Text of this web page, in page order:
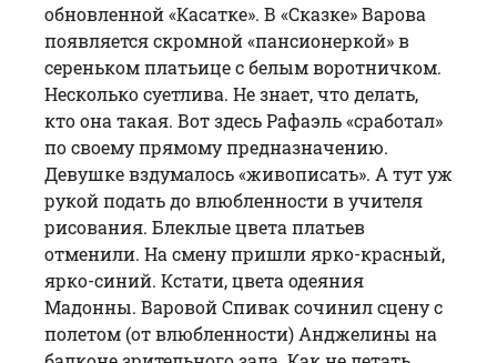
обновленной «Касатке». В «Сказке» Варова
появляется скромной «пансионеркой» в
сереньком платьице с белым воротничком.
Несколько суетлива. Не знает, что делать,
кто она такая. Вот здесь Рафаэль «сработал»
по своему прямому предназначению.
Девушке вздумалось «живописать». А тут уж
рукой подать до влюбленности в учителя
рисования. Блеклые цвета платьев
отменили. На смену пришли ярко-красный,
ярко-синий. Кстати, цвета одеяния
Мадонны. ВаровойСпиваксочинил сцену с
полетом (от влюбленности) Анджелины на